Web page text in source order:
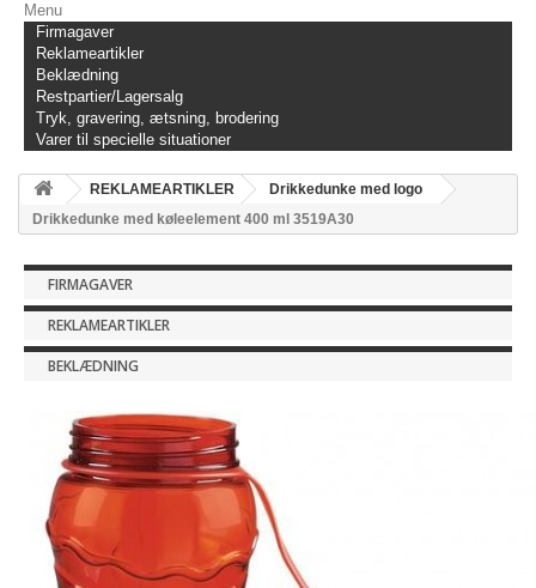
Menu
Firmagaver
Reklameartikler
Beklædning
Restpartier/Lagersalg
Tryk, gravering, ætsning, brodering
Varer til specielle situationer
REKLAMEARTIKLER
Drikkedunke med logo
Drikkedunke med køleelement 400 ml 3519A30
FIRMAGAVER
REKLAMEARTIKLER
BEKLÆDNING